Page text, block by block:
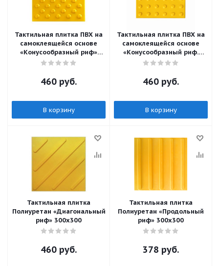
Тактильная плитка ПВХ на
самоклеящейся основе
«Конусообразный риф»
300х300
460 руб.
В корзину
Тактильная плитка ПВХ на
самоклеящейся основе
«Конусообразный риф.
линейный порядок»
460 руб.
В корзину
Тактильная плитка
Полиуретан «Диагональный
риф» 300х300
460 руб.
Тактильная плитка
Полиуретан «Продольный
риф» 300х300
378 руб.